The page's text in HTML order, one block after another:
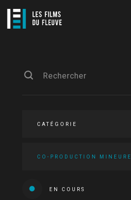
CATÉGORIE
CO-PRODUCTION MINEURE
EN COURS